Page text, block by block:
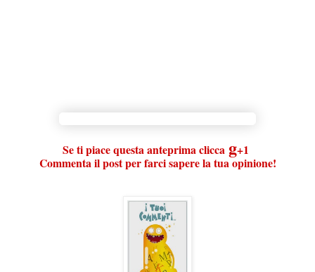
Se ti piace questa anteprima clicca g+1
Commenta il post per farci sapere la tua opinione!